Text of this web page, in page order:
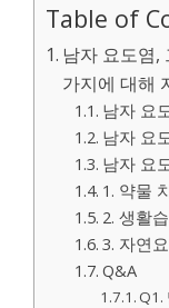
Table of
남자 요도염,
가지에 대해
남자 요
남자 요
남자 요
1. 약물
2. 생활
3. 자연
Q&A
Q1.